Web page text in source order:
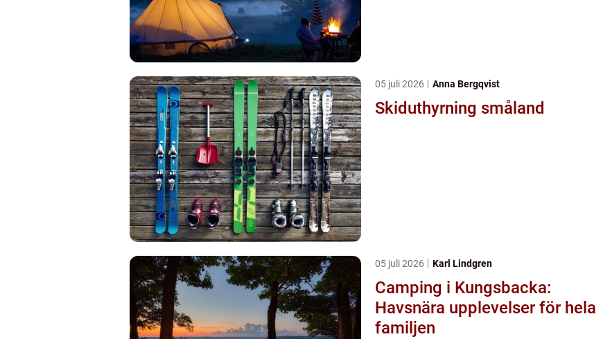
05 juli 2026 Anna Bergqvist
Skiduthyrning småland
05 juli 2026 Karl Lindgren
Camping i Kungsbacka:
Havsnära upplevelser för hela
familjen